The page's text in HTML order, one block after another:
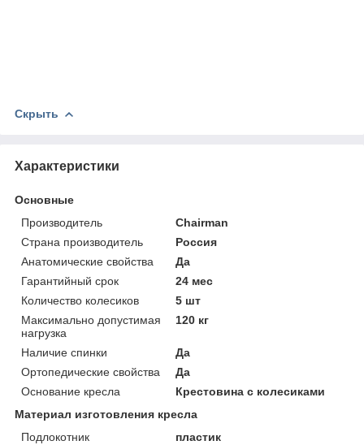
Скрыть
Характеристики
Основные
Производитель
Chairman
Страна производитель
Россия
Анатомические свойства
Да
Гарантийный срок
24 мес
Количество колесиков
5 шт
Максимально допустимая
нагрузка
120 кг
Наличие спинки
Да
Ортопедические свойства
Да
Основание кресла
Крестовина с колесиками
Материал изготовления кресла
Подлокотник
пластик